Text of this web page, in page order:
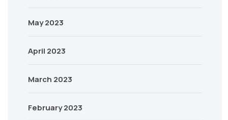
May 2023
April 2023
March 2023
February 2023